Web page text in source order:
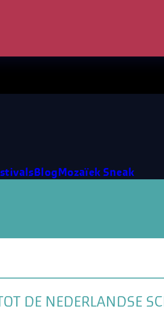
Blog Mozaïek Sneak
DE NEDERLANDSE